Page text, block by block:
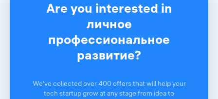
Are you interested in
личное
профессиональное
развитие?
We've collected over 400 offers that will help your
tech startup grow at any stage from idea to